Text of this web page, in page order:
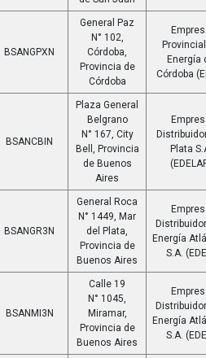
BSANGPXN
General Paz
N° 102,
Córdoba,
Provincia de
Córdoba
Energía
Córdoba
BSANCBIN
Plaza General
Belgrano
N° 167, City
Bell, Provincia
de Buenos
Aires
Plata
BSANGR3N
General Roca
N° 1449, Mar
del Plata,
Provincia de
Buenos Aires
Energía
S.A.
BSANMI3N
Calle 19
N° 1045,
Miramar,
Provincia de
Buenos Aires
Energía
S.A.